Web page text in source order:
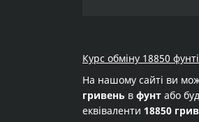
Курс обміну 18850
На нашому сайті ви
гривень в фунт або
еквіваленти 18850